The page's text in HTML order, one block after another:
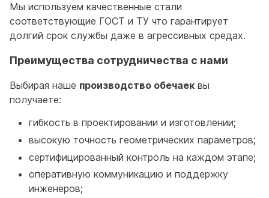
Мы используем качественные стали
соответствующие ГОСТ и ТУ что гарантирует
долгий срок службы даже в агрессивных средах.
Преимущества сотрудничества с нами
Выбирая наше производство обечаек вы
получаете:
гибкость в проектировании и изготовлении;
высокую точность геометрических параметров;
сертифицированный контроль на каждом этапе;
оперативную коммуникацию и поддержку
инженеров;